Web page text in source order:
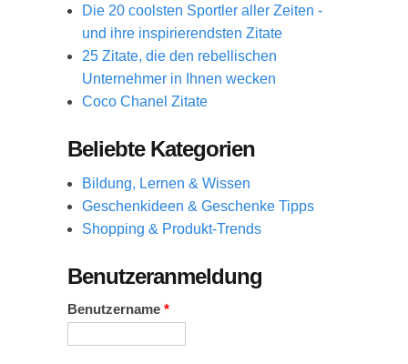
Die 20 coolsten Sportler aller Zeiten -
und ihre inspirierendsten Zitate
25 Zitate, die den rebellischen
Unternehmer in Ihnen wecken
Coco Chanel Zitate
Beliebte Kategorien
Bildung, Lernen & Wissen
Geschenkideen & Geschenke Tipps
Shopping & Produkt-Trends
Benutzeranmeldung
Benutzername *